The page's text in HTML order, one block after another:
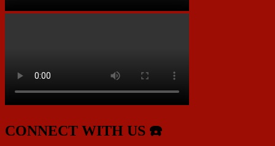
CONNECT WITH US ☎️